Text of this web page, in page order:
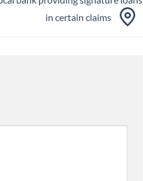
in certain claims